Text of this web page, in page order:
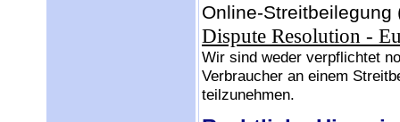
Online-
Dispute Resolution -
Wir sind weder verpflichtet
Verbraucher an einem
teilzunehmen.